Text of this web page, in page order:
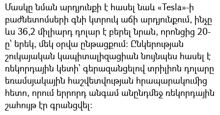
Մասկը նման արդյունքի է հասել նաև «Tesla»-ի
բաժնետոմսերի գնի կտրուկ աճի արդյունքում, ինչը
ևս 36,2 միլիարդ դոլար է բերել նրան, որոնցից 20-
ը՝ երեկ, մեկ օրվա ընթացքում։ Ընկերության
շուկայական կապիտալիզացիան նույնպես հասել է
ռեկորդային կետի՝ գերազանցելով տրիլիոն դոլարը
եռամսյակային հաշվետվության հրապարակումից
հետո, որում երրորդ անգամ անընդմեջ ռեկորդային
շահույթ էր գրանցվել։